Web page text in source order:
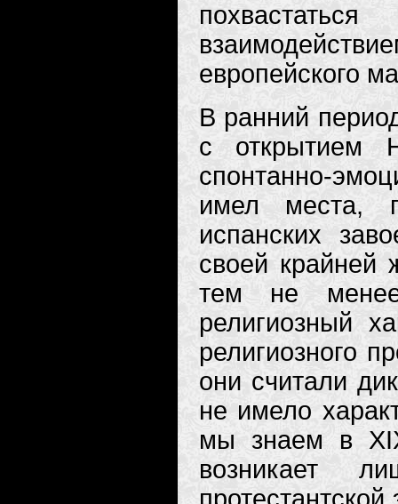
европейского
В ранний
с открытием
спонтанно-
имел места,
испанских
своей крайней
тем не менее
религиозный
религиозного
они считали
не имело
мы знаем в
возникает